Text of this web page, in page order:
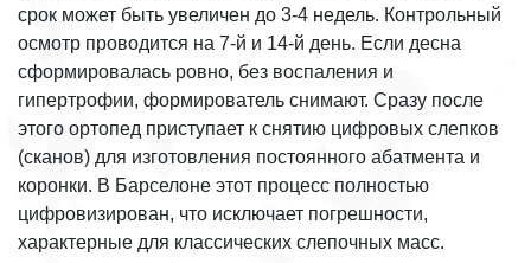
срок может быть увеличен до 3-4 недель. Контрольный
осмотр проводится на 7-й и 14-й день. Если десна
сформировалась ровно, без воспаления и
гипертрофии, формирователь снимают. Сразу после
этого ортопед приступает к снятию цифровых слепков
(сканов) для изготовления постоянного абатмента и
коронки. В Барселоне этот процесс полностью
цифровизирован, что исключает погрешности,
характерные для классических слепочных масс.